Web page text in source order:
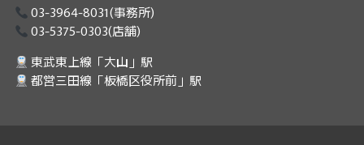
03-3964-8031(事務所)
03-5375-0303(店舗)
東武東上線「大山」駅
都営三田線「板橋区役所前」駅